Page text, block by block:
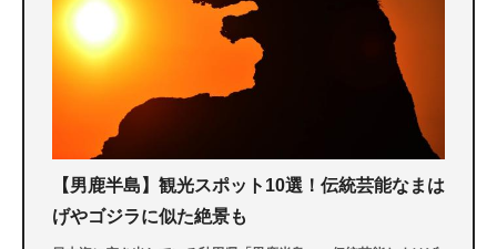
【男鹿半島】観光スポット10選！伝統芸能なまは
げやゴジラに似た絶景も